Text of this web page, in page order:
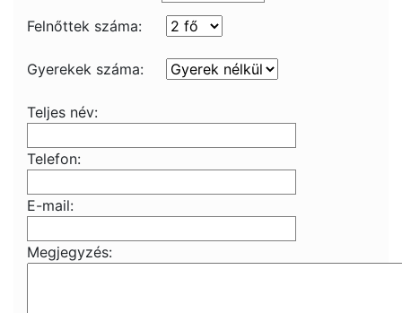
Felnőttek száma:
Gyerekek száma:
Teljes név:
Telefon:
E-mail:
Megjegyzés: